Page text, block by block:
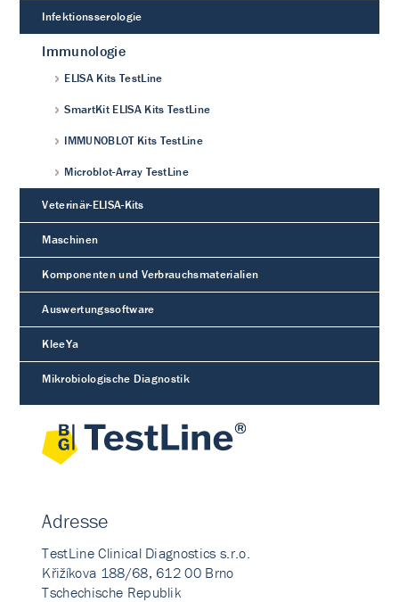
Infektionsserologie
Immunologie
ELISA Kits TestLine
SmartKit ELISA Kits TestLine
IMMUNOBLOT Kits TestLine
Microblot-Array TestLine
Veterinär-ELISA-Kits
Maschinen
Komponenten und Verbrauchsmaterialien
Auswertungssoftware
KleeYa
Mikrobiologische Diagnostik
Adresse
TestLine Clinical Diagnostics s.r.o.
Křižíkova 188/68, 612 00 Brno
Tschechische Republik